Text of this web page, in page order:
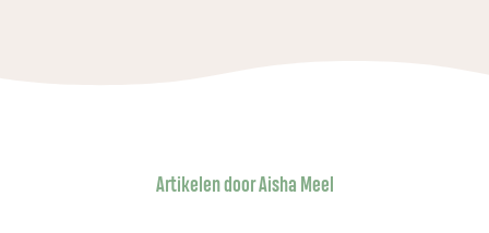
Artikelen door Aisha Meel